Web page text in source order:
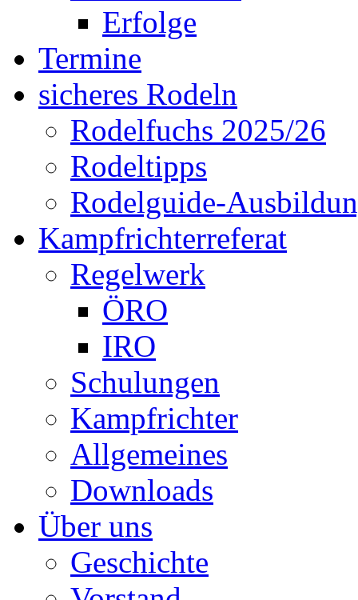
Erfolge
Termine
sicheres Rodeln
Rodelfuchs 2025/26
Rodeltipps
Rodelguide-
Kampfrichterreferat
Regelwerk
ÖRO
IRO
Schulungen
Kampfrichter
Allgemeines
Downloads
Über uns
Geschichte